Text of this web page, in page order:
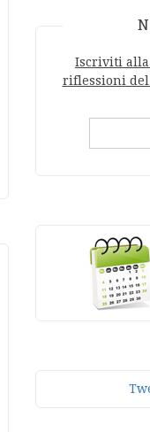
Iscriviti alla
riflessioni del